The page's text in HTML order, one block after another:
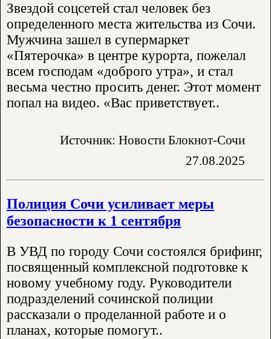
Звездой соцсетей стал человек без
определенного места жительства из Сочи.
Мужчина зашел в супермаркет
«Пятерочка» в центре курорта, пожелал
всем господам «доброго утра», и стал
весьма честно просить денег. Этот момент
попал на видео. «Вас приветствует..
Источник: Новости Блокнот-Сочи
27.08.2025
Полиция Сочи усиливает меры
безопасности к 1 сентября
В УВД по городу Сочи состоялся брифинг,
посвященный комплексной подготовке к
новому учебному году. Руководители
подразделений сочинской полиции
рассказали о проделанной работе и о
планах, которые помогут..